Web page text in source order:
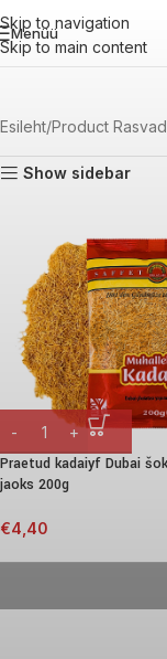
Skip to navigation
Skip to main content
Menüü
Esileht Product Rasvad
Show sidebar
Praetud kadaiyf Dubai
jaoks 200g
€4,40